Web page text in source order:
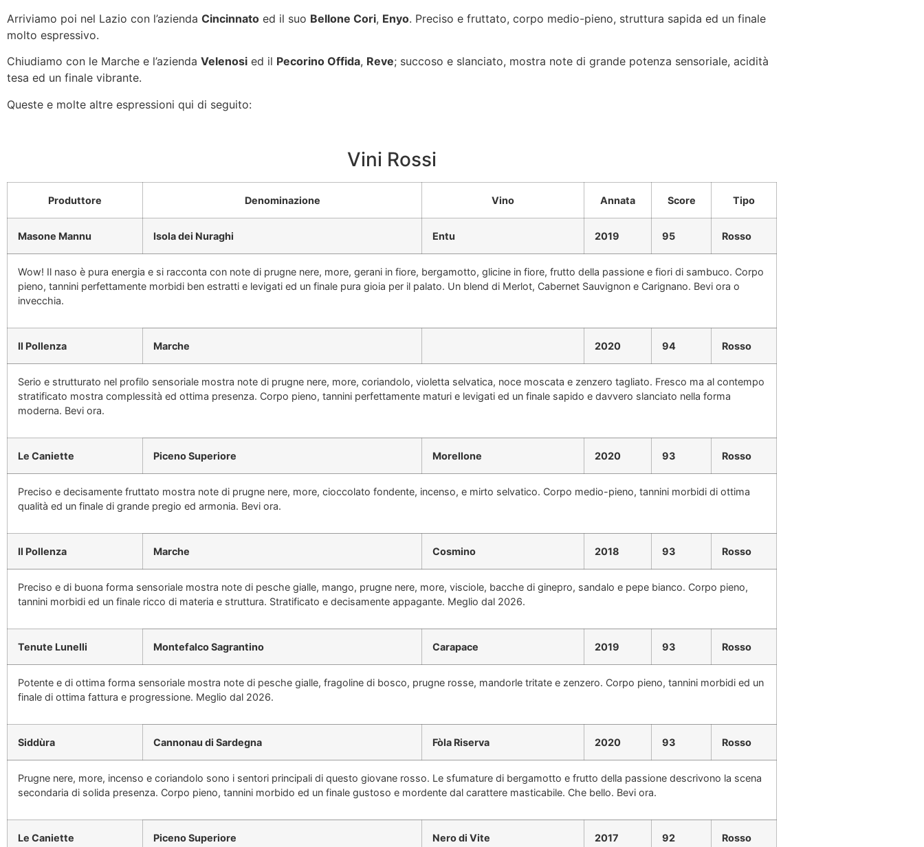
Arriviamo poi nel Lazio con l’azienda Cincinnato ed il suo Bellone Cori, Enyo. Preciso e fruttato, corpo medio-pieno, struttura sapida ed un finale
molto espressivo.
Chiudiamo con le Marche e l’azienda Velenosi ed il Pecorino Offida, Reve; succoso e slanciato, mostra note di grande potenza sensoriale, acidità
tesa ed un finale vibrante.
Queste e molte altre espressioni qui di seguito:
Vini Rossi
Produttore Denominazione Vino Annata Score Tipo
Masone Mannu Isola dei Nuraghi Entu 2019 95 Rosso
Wow! Il naso è pura energia e si racconta con note di prugne nere, more, gerani in fiore, bergamotto, glicine in fiore, frutto della passione e fiori di sambuco. Corpo
pieno, tannini perfettamente morbidi ben estratti e levigati ed un finale pura gioia per il palato. Un blend di Merlot, Cabernet Sauvignon e Carignano. Bevi ora o
invecchia.
Il Pollenza Marche 2020 94 Rosso
Serio e strutturato nel profilo sensoriale mostra note di prugne nere, more, coriandolo, violetta selvatica, noce moscata e zenzero tagliato. Fresco ma al contempo
stratificato mostra complessità ed ottima presenza. Corpo pieno, tannini perfettamente maturi e levigati ed un finale sapido e davvero slanciato nella forma
moderna. Bevi ora.
Le Caniette Piceno Superiore Morellone 2020 93 Rosso
Preciso e decisamente fruttato mostra note di prugne nere, more, cioccolato fondente, incenso, e mirto selvatico. Corpo medio-pieno, tannini morbidi di ottima
qualità ed un finale di grande pregio ed armonia. Bevi ora.
Il Pollenza Marche Cosmino 2018 93 Rosso
Preciso e di buona forma sensoriale mostra note di pesche gialle, mango, prugne nere, more, visciole, bacche di ginepro, sandalo e pepe bianco. Corpo pieno,
tannini morbidi ed un finale ricco di materia e struttura. Stratificato e decisamente appagante. Meglio dal 2026.
Tenute Lunelli Montefalco Sagrantino Carapace 2019 93 Rosso
Potente e di ottima forma sensoriale mostra note di pesche gialle, fragoline di bosco, prugne rosse, mandorle tritate e zenzero. Corpo pieno, tannini morbidi ed un
finale di ottima fattura e progressione. Meglio dal 2026.
Siddùra Cannonau di Sardegna Fòla Riserva 2020 93 Rosso
Prugne nere, more, incenso e coriandolo sono i sentori principali di questo giovane rosso. Le sfumature di bergamotto e frutto della passione descrivono la scena
secondaria di solida presenza. Corpo pieno, tannini morbido ed un finale gustoso e mordente dal carattere masticabile. Che bello. Bevi ora.
Le Caniette Piceno Superiore Nero di Vite 2017 92 Rosso